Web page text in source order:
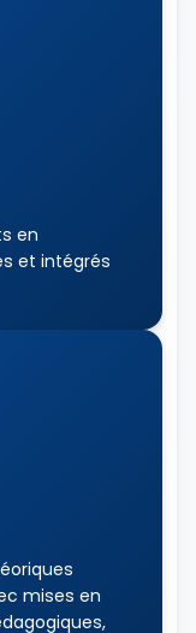
en
et intégrés
mises en